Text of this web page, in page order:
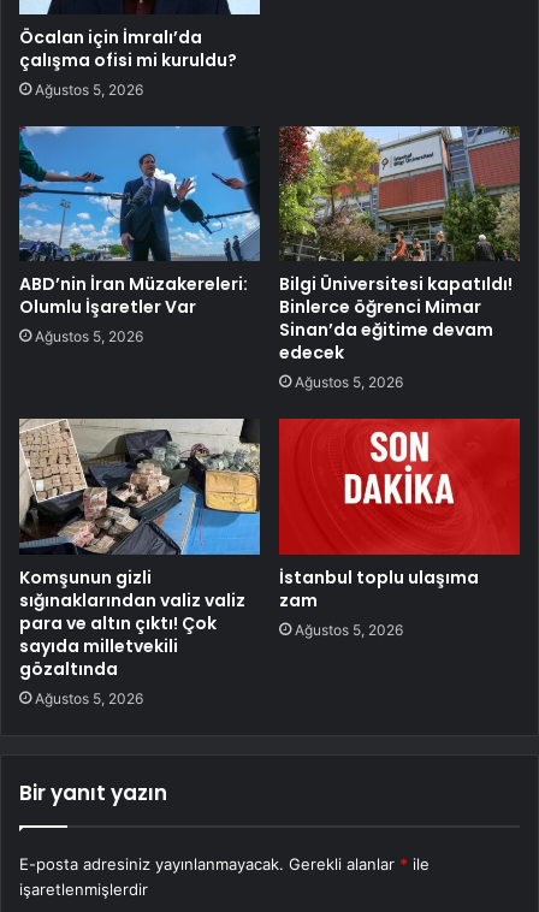
Öcalan için İmralı’da
çalışma ofisi mi kuruldu?
Ağustos 5, 2026
ABD’nin İran Müzakereleri:
Olumlu İşaretler Var
Ağustos 5, 2026
Bilgi Üniversitesi kapatıldı!
Binlerce öğrenci Mimar
Sinan’da eğitime devam
edecek
Ağustos 5, 2026
Komşunun gizli
sığınaklarından valiz valiz
para ve altın çıktı! Çok
sayıda milletvekili
gözaltında
Ağustos 5, 2026
İstanbul toplu ulaşıma
zam
Ağustos 5, 2026
Bir yanıt yazın
E-posta adresiniz yayınlanmayacak. Gerekli alanlar * ile
işaretlenmişlerdir